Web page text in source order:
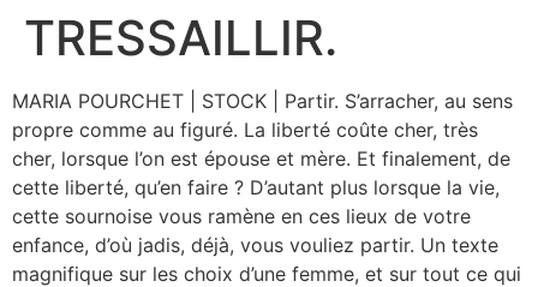
AllerTRESSAILLIR.
MARIA POURCHET | STOCK | Partir. S’arracher, au sens
propre comme au figuré. La liberté coûte cher, très
cher, lorsque l’on est épouse et mère. Et finalement, de
cette liberté, qu’en faire ? D’autant plus lorsque la vie,
cette sournoise vous ramène en ces lieux de votre
enfance, d’où jadis, déjà, vous vouliez partir. Un texte
magnifique sur les choix d’une femme, et sur tout ce qui